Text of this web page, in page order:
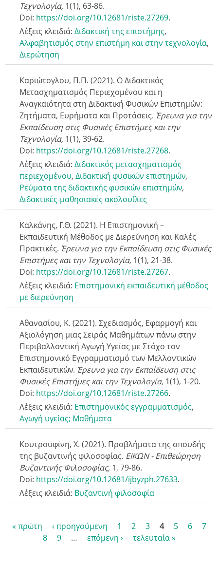
Τεχνολογία, 1(1), 63-86.
Doi: https://doi.org/10.12681/riste.27269.
Λέξεις κλειδιά: Διδακτική της επιστήμης,
Αλφαβητισμός στην επιστήμη και στην τεχνολογία,
Διερώτηση
Καριώτογλου, Π.Π. (2021). Ο Διδακτικός
Μετασχηματισμός Περιεχομένου και η
Αναγκαιότητα στη Διδακτική Φυσικών Επιστημών:
Ζητήματα, Ευρήματα και Προτάσεις. Έρευνα για την
Εκπαίδευση στις Φυσικές Επιστήμες και την
Τεχνολογία, 1(1), 39-62.
Doi: https://doi.org/10.12681/riste.27268.
Λέξεις κλειδιά: Διδακτικός μετασχηματισμός
περιεχομένου, Διδακτική φυσικών επιστημών,
Ρεύματα της διδακτικής φυσικών επιστημών,
Διδακτικές-μαθησιακές ακολουθίες
Καλκάνης, Γ.Θ. (2021). Η Επιστημονική –
Εκπαιδευτική Μέθοδος με Διερεύνηση και Καλές
Πρακτικές. Έρευνα για την Εκπαίδευση στις Φυσικές
Επιστήμες και την Τεχνολογία, 1(1), 21-38.
Doi: https://doi.org/10.12681/riste.27267.
Λέξεις κλειδιά: Επιστημονική εκπαιδευτική μέθοδος
με διερεύνηση
Αθανασίου, Κ. (2021). Σχεδιασμός, Εφαρμογή και
Αξιολόγηση μιας Σειράς Μαθημάτων πάνω στην
Περιβαλλοντική Αγωγή Υγείας με Στόχο τον
Επιστημονικό Εγγραμματισμό των Μελλοντικών
Εκπαιδευτικών. Έρευνα για την Εκπαίδευση στις
Φυσικές Επιστήμες και την Τεχνολογία, 1(1), 1-20.
Doi: https://doi.org/10.12681/riste.27266.
Λέξεις κλειδιά: Επιστημονικός εγγραμματισμός,
Αγωγή υγείας; Μαθήματα
Κουτρουφίνη, Χ. (2021). Προβλήματα της σπουδής
της βυζαντινής φιλοσοφίας. ΕΙΚΩΝ - Επιθεώρηση
Βυζαντινής Φιλοσοφίας, 1, 79-86.
Doi: https://doi.org/10.12681/ijbyzph.27633.
Λέξεις κλειδιά: Βυζαντινή φιλοσοφία
« πρώτη ‹ προηγούμενη 1 2 3 4 5 6
7
8
9 … επόμενη › τελευταία »